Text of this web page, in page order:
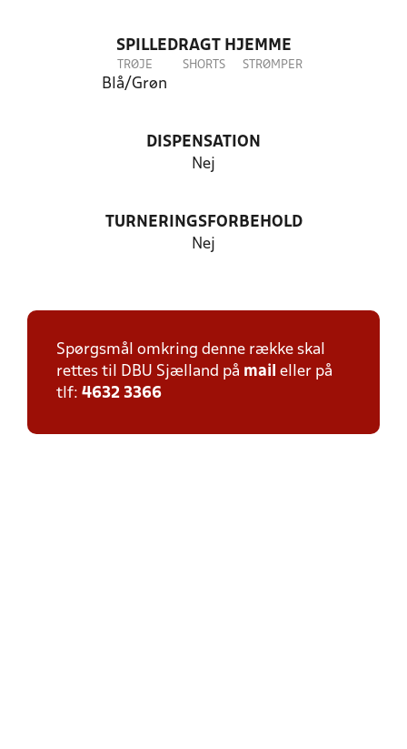
SPILLEDRAGT HJEMME
TRØJE
Blå/Grøn
SHORTS STRØMPER
DISPENSATION
Nej
TURNERINGSFORBEHOLD
Nej
Spørgsmål omkring denne række skal
rettes til DBU Sjælland på mail eller på
tlf: 4632 3366